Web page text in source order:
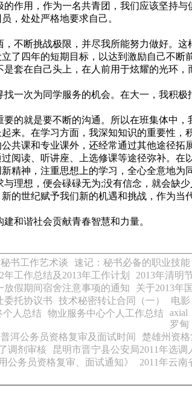
，作为一名共青团，我们应该坚持与
，处处严格地要求自己。
挑战极限，并尽我所能努力做好。这
了四年的短期目标，以达到激励自己不
自己头上，在人前用于炫耀的光环，
为同学服务的机会。在大一，我积极
是要不断的沟通。所以在班集体中，
来。在学习方面，我深知知识的重要性
共课和专业课外，还经常通过其他途径
阅读、听讲座、上选修课等途径弥补。
精神，注重思想上的学习，全心全意地
与理想，便会碌碌无为;没有信念，就会
的世纪赋予我们新的机遇和挑战，作为
谐社会贡献青春智慧和力量。
秘书工作艺术谈 速记：秘书必备的职业技能
年工作总结及2013年工作计划 2013年清明
放假期间宿舍注意事项的通知 关于2013年
委托协议书 技术秘密转让合同（一） 电
个人总结 物业服务中心个人工作总结 axial
罗甸
普洱公务员资格复审及面试时间 楚雄州资
调剂审核
昆明市晋宁县公安局2011年选
公务员资格复审、面试通知》
2011年云